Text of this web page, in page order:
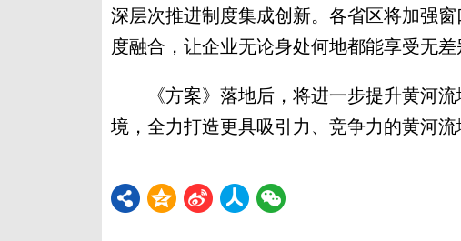
深层次推进制度集成创新。各省区将加强
度融合，让企业无论身处何地都能享受无差
《方案》落地后，将进一步提升黄河流
境，全力打造更具吸引力、竞争力的黄河